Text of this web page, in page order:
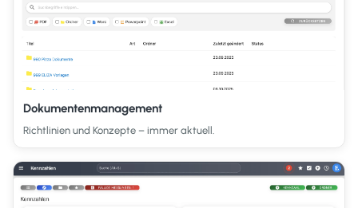
Dokumentenmanagement
Richtlinien und Konzepte – immer aktuell.